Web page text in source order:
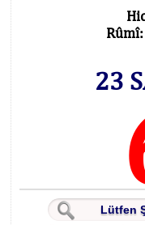
Rûmî:
23